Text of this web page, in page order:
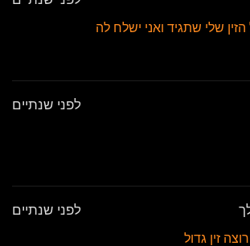
שלי שתגיד ואני ישלח לה
לפני שנתיים
לפני שנתיים
זין גדול